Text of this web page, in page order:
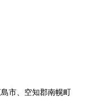
市、空知郡南幌町